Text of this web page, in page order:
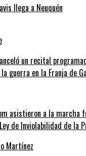
llega a Neuquén
un recital
guerra en la Franja de
asistieron a la marcha
de Inviolabilidad de la